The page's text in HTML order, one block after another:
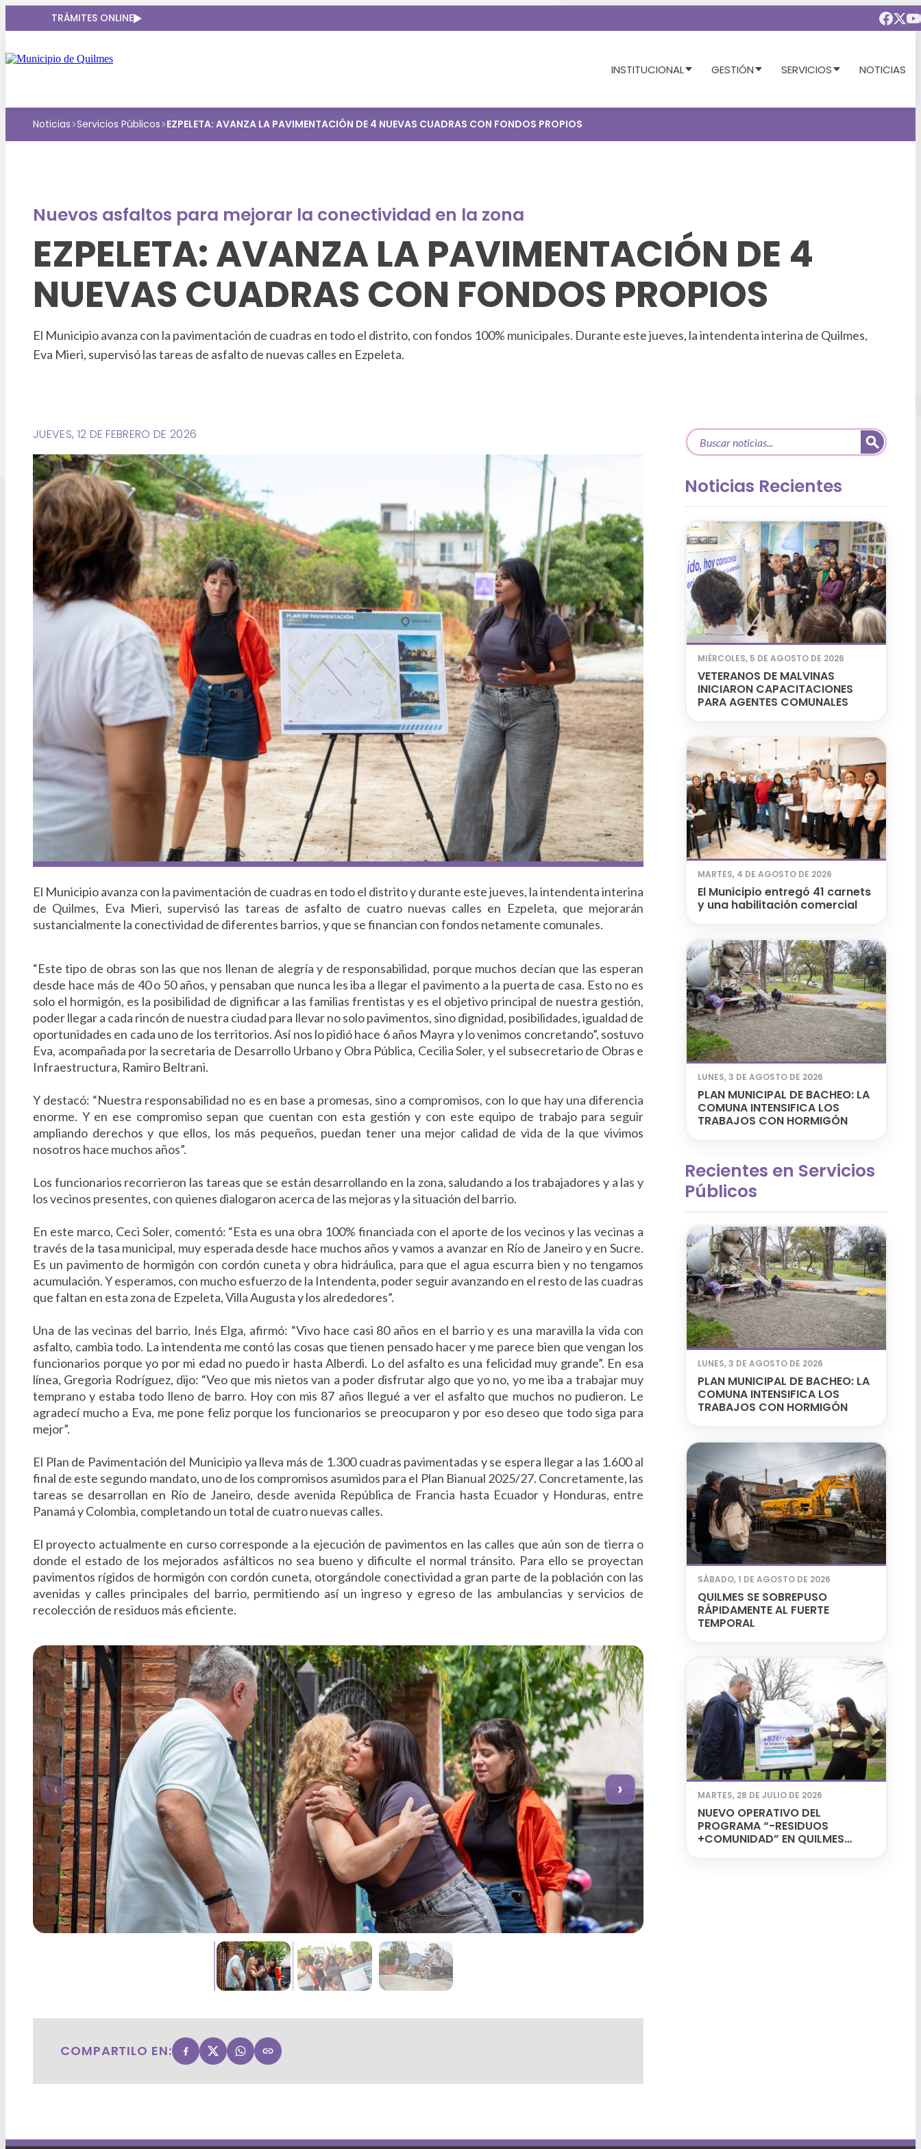
TRÁMITES ONLINE
INSTITUCIONAL GESTIÓN SERVICIOS NOTICIAS
Noticias>Servicios Públicos>EZPELETA: AVANZA LA PAVIMENTACIÓN DE 4 NUEVAS CUADRAS CON FONDOS PROPIOS
Nuevos asfaltos para mejorar la conectividad en la zona
EZPELETA: AVANZA LA PAVIMENTACIÓN DE 4
NUEVAS CUADRAS CON FONDOS PROPIOS
El Municipio avanza con la pavimentación de cuadras en todo el distrito, con fondos 100% municipales. Durante este jueves, la intendenta interina de Quilmes,
Eva Mieri, supervisó las tareas de asfalto de nuevas calles en Ezpeleta.
JUEVES, 12 DE FEBRERO DE 2026
El Municipio avanza con la pavimentación de cuadras en todo el distrito y durante este jueves, la intendenta interina
de Quilmes, Eva Mieri, supervisó las tareas de asfalto de cuatro nuevas calles en Ezpeleta, que mejorarán
sustancialmente la conectividad de diferentes barrios, y que se financian con fondos netamente comunales.
“Este tipo de obras son las que nos llenan de alegría y de responsabilidad, porque muchos decían que las esperan
desde hace más de 40 o 50 años, y pensaban que nunca les iba a llegar el pavimento a la puerta de casa. Esto no es
solo el hormigón, es la posibilidad de dignificar a las familias frentistas y es el objetivo principal de nuestra gestión,
poder llegar a cada rincón de nuestra ciudad para llevar no solo pavimentos, sino dignidad, posibilidades, igualdad de
oportunidades en cada uno de los territorios. Así nos lo pidió hace 6 años Mayra y lo venimos concretando”, sostuvo
Eva, acompañada por la secretaria de Desarrollo Urbano y Obra Pública, Cecilia Soler, y el subsecretario de Obras e
Infraestructura, Ramiro Beltrani.
Y destacó: “Nuestra responsabilidad no es en base a promesas, sino a compromisos, con lo que hay una diferencia
enorme. Y en ese compromiso sepan que cuentan con esta gestión y con este equipo de trabajo para seguir
ampliando derechos y que ellos, los más pequeños, puedan tener una mejor calidad de vida de la que vivimos
nosotros hace muchos años”.
Los funcionarios recorrieron las tareas que se están desarrollando en la zona, saludando a los trabajadores y a las y
los vecinos presentes, con quienes dialogaron acerca de las mejoras y la situación del barrio.
En este marco, Ceci Soler, comentó: “Esta es una obra 100% financiada con el aporte de los vecinos y las vecinas a
través de la tasa municipal, muy esperada desde hace muchos años y vamos a avanzar en Río de Janeiro y en Sucre.
Es un pavimento de hormigón con cordón cuneta y obra hidráulica, para que el agua escurra bien y no tengamos
acumulación. Y esperamos, con mucho esfuerzo de la Intendenta, poder seguir avanzando en el resto de las cuadras
que faltan en esta zona de Ezpeleta, Villa Augusta y los alrededores”.
Una de las vecinas del barrio, Inés Elga, afirmó: “Vivo hace casi 80 años en el barrio y es una maravilla la vida con
asfalto, cambia todo. La intendenta me contó las cosas que tienen pensado hacer y me parece bien que vengan los
funcionarios porque yo por mi edad no puedo ir hasta Alberdi. Lo del asfalto es una felicidad muy grande”. En esa
línea, Gregoria Rodríguez, dijo: “Veo que mis nietos van a poder disfrutar algo que yo no, yo me iba a trabajar muy
temprano y estaba todo lleno de barro. Hoy con mis 87 años llegué a ver el asfalto que muchos no pudieron. Le
agradecí mucho a Eva, me pone feliz porque los funcionarios se preocuparon y por eso deseo que todo siga para
mejor”.
El Plan de Pavimentación del Municipio ya lleva más de 1.300 cuadras pavimentadas y se espera llegar a las 1.600 al
final de este segundo mandato, uno de los compromisos asumidos para el Plan Bianual 2025/27. Concretamente, las
tareas se desarrollan en Río de Janeiro, desde avenida República de Francia hasta Ecuador y Honduras, entre
Panamá y Colombia, completando un total de cuatro nuevas calles.
El proyecto actualmente en curso corresponde a la ejecución de pavimentos en las calles que aún son de tierra o
donde el estado de los mejorados asfálticos no sea bueno y dificulte el normal tránsito. Para ello se proyectan
pavimentos rígidos de hormigón con cordón cuneta, otorgándole conectividad a gran parte de la población con las
avenidas y calles principales del barrio, permitiendo así un ingreso y egreso de las ambulancias y servicios de
recolección de residuos más eficiente.
‹ ›
COMPARTILO EN:
Noticias Recientes
MIÉRCOLES, 5 DE AGOSTO DE 2026
VETERANOS DE MALVINAS
INICIARON CAPACITACIONES
PARA AGENTES COMUNALES
MARTES, 4 DE AGOSTO DE 2026
El Municipio entregó 41 carnets
y una habilitación comercial
LUNES, 3 DE AGOSTO DE 2026
PLAN MUNICIPAL DE BACHEO: LA
COMUNA INTENSIFICA LOS
TRABAJOS CON HORMIGÓN
Recientes en Servicios
Públicos
LUNES, 3 DE AGOSTO DE 2026
PLAN MUNICIPAL DE BACHEO: LA
COMUNA INTENSIFICA LOS
TRABAJOS CON HORMIGÓN
SÁBADO, 1 DE AGOSTO DE 2026
QUILMES SE SOBREPUSO
RÁPIDAMENTE AL FUERTE
TEMPORAL
MARTES, 28 DE JULIO DE 2026
NUEVO OPERATIVO DEL
PROGRAMA “-RESIDUOS
+COMUNIDAD” EN QUILMES